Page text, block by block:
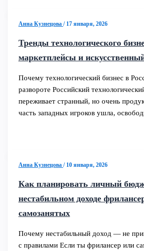
Анна Кузнецова / 17 января, 2026
Тренды технологического
маркетплейсы и
Почему технологический бизнес в
развороте Российский
переживает странный, но очень
часть западных игроков ушла,
Анна Кузнецова / 10 января, 2026
Как планировать личный
нестабильном доходе
самозанятых
Почему нестабильный доход — не
с правилами Если ты фрилансер или